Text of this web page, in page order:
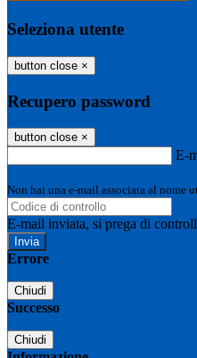
Seleziona utente
button close ×
Recupero password
button close ×
E-
Non hai una e-mail associata al nome
E-mail inviata, si prega di
Errore
Chiudi
Successo
Chiudi